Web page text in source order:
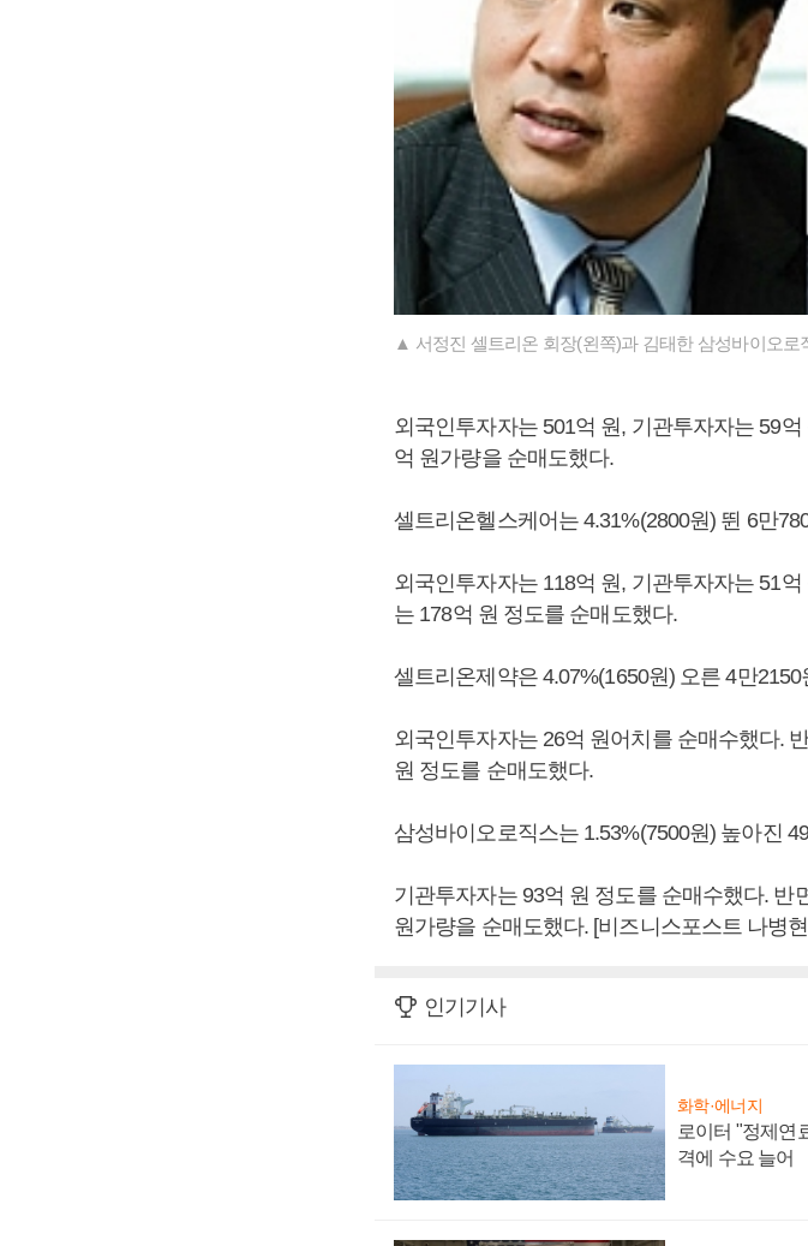
▲ 서정진 셀트리온 회장(왼쪽)과 김태한 삼성바이오로
외국인투자자는 501억 원, 기관투자자는 59
억 원가량을 순매도했다.
셀트리온헬스케어는 4.31%(2800원) 뛴 6만
외국인투자자는 118억 원, 기관투자자는 51
는 178억 원 정도를 순매도했다.
셀트리온제약은 4.07%(1650원) 오른 4만
외국인투자자는 26억 원어치를 순매수했다.
원 정도를 순매도했다.
삼성바이오로직스는 1.53%(7500원) 높아진
기관투자자는 93억 원 정도를 순매수했다. 반
원가량을 순매도했다. [비즈니스포스트 나병
인기기사
화학·에너지
로이터 "정제연
격에 수요 늘어